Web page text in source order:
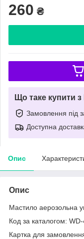
260 ₴
Що таке купити
Замовлення під
Доступна
Опис
Опис
Мастило аерозольна
Код за каталогом:
Картка для